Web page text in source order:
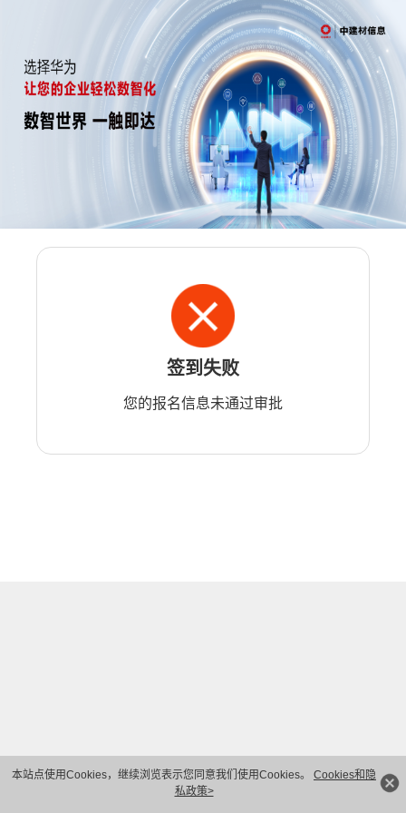
本站点使用Cookies，继续浏览表示您同意我们使用Cookies。 Cookies和隐
私政策>
签到失败
您的报名信息未通过审批